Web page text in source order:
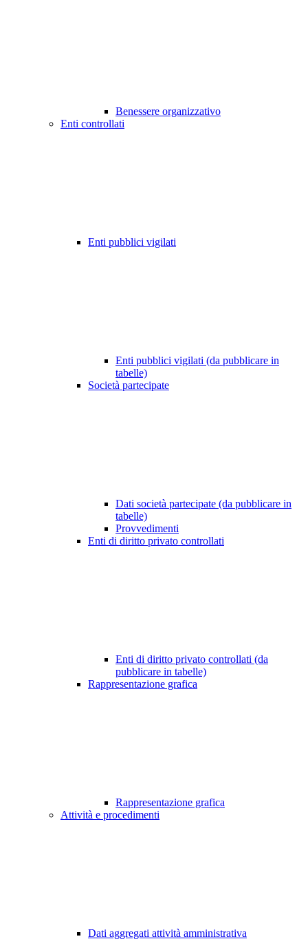
Benessere organizzativo
Enti controllati
Enti pubblici vigilati
Enti pubblici vigilati (da pubblicare in
tabelle)
Società partecipate
Dati società partecipate (da pubblicare in
tabelle)
Provvedimenti
Enti di diritto privato controllati
Enti di diritto privato controllati (da
pubblicare in tabelle)
Rappresentazione grafica
Rappresentazione grafica
Attività e procedimenti
Dati aggregati attività amministrativa